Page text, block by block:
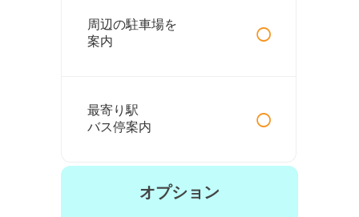
周辺の駐車場を
案内
○
最寄り駅
バス停案内
○
オプション